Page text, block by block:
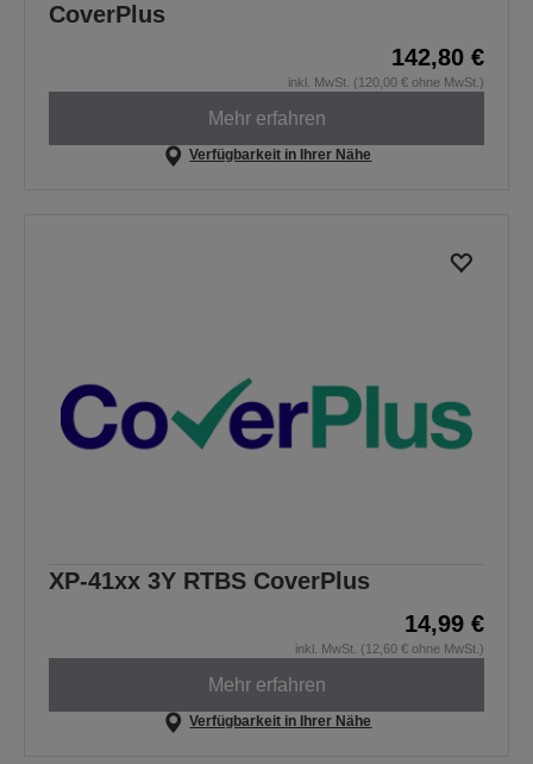
CoverPlus
142,80 €
inkl. MwSt. (120,00 € ohne MwSt.)
Mehr erfahren
Verfügbarkeit in Ihrer Nähe
XP-41xx 3Y RTBS CoverPlus
14,99 €
inkl. MwSt. (12,60 € ohne MwSt.)
Mehr erfahren
Verfügbarkeit in Ihrer Nähe